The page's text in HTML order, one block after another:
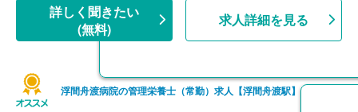
［その他手当］
・年末年始手当 380円/時（12/30 0時-1/3 24時）
【通勤手当】あり（社内規定あり）
【昇給】年1回
※正規フルタイム社員は無期雇用での採用になります
（正社員登用あり）
詳しく聞きたい
(無料)
求人詳細を見る
浮間舟渡病院の管理栄養士（常勤）求人【浮間舟渡駅】